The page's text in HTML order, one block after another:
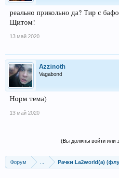
реально прикольно да? Тир с
Щитом!
13 май 2020
Azzinoth
Vagabond
Норм тема)
13 май 2020
(Вы должны войти или
Форум Рачки La2world(a)